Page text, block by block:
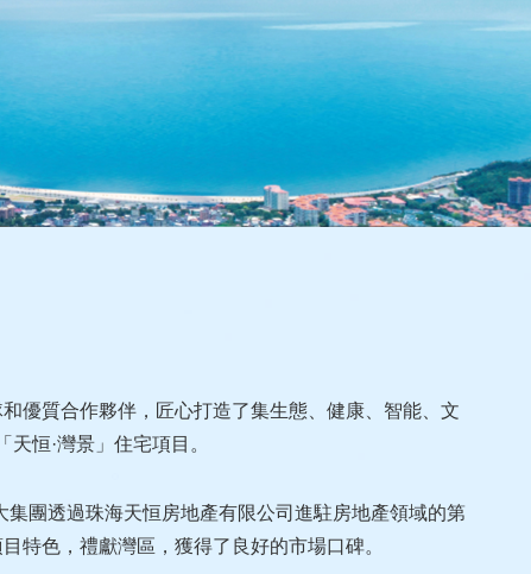
優質合作夥伴，匠心打造了集生態、健康、智能、文
恒·灣景」住宅項目。
集團透過珠海天恒房地產有限公司進駐房地產領域的第
特色，禮獻灣區，獲得了良好的市場口碑。